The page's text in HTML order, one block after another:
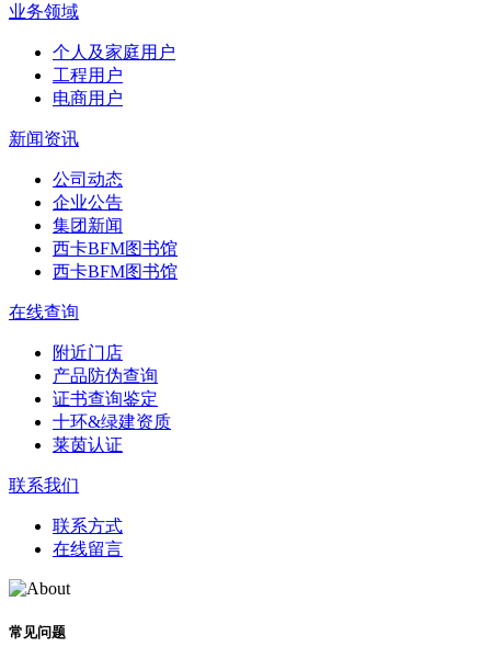
业务领域
个人及家庭用户
工程用户
电商用户
新闻资讯
公司动态
企业公告
集团新闻
西卡BFM图书馆
西卡BFM图书馆
在线查询
附近门店
产品防伪查询
证书查询鉴定
十环&绿建资质
莱茵认证
联系我们
联系方式
在线留言
常见问题